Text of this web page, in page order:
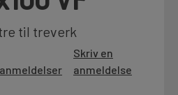
til treverk
Skriv en
anmeldelse